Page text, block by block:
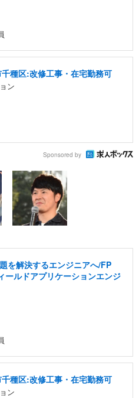
種区:改修工事・在宅勤務可
ン
Sponsored by
を解決するエンジニアへ/FP
ールドアプリケーションエンジ
種区:改修工事・在宅勤務可
ン